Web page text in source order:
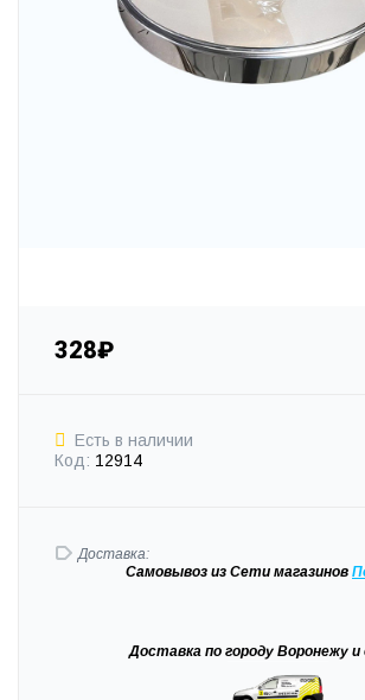
328₽
Есть в наличии
Код: 12914
Доставка:
Самовывоз из Сети магазинов
Доставка по городу Воронежу